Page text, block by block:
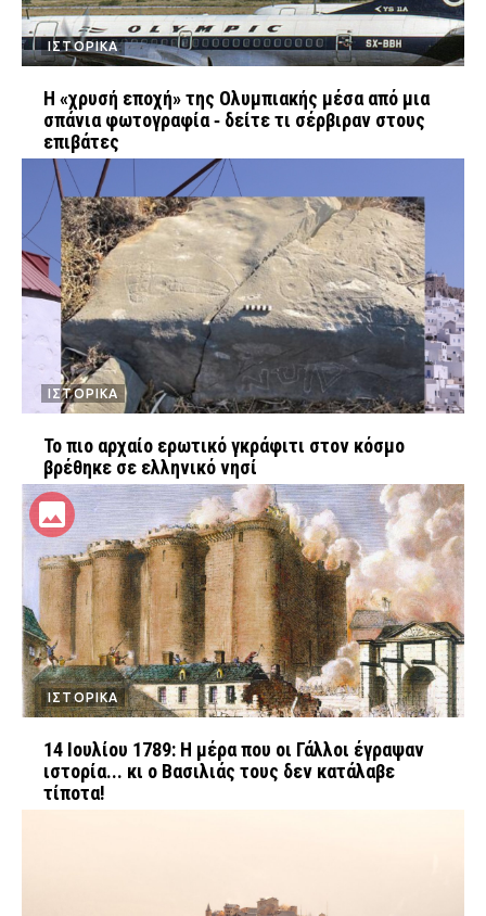
ΙΣΤΟΡΙΚΑ
Η «χρυσή εποχή» της Ολυμπιακής μέσα από μια
σπάνια φωτογραφία ‑ δείτε τι σέρβιραν στους
επιβάτες
ΙΣΤΟΡΙΚΑ
Το πιο αρχαίο ερωτικό γκράφιτι στον κόσμο
βρέθηκε σε ελληνικό νησί
ΙΣΤΟΡΙΚΑ
14 Ιουλίου 1789: Η μέρα που οι Γάλλοι έγραψαν
ιστορία... κι ο Βασιλιάς τους δεν κατάλαβε
τίποτα!